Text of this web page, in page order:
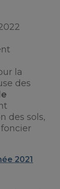
la
des
des sols,
2021